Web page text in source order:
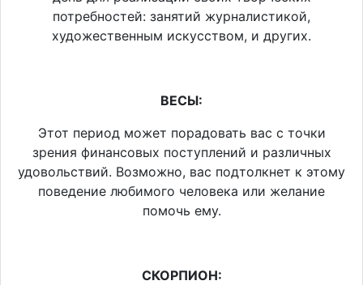
потребностей: занятий журналистикой,
художественным искусством, и других.
ВЕСЫ:
Этот период может порадовать вас с точки
зрения финансовых поступлений и различных
удовольствий. Возможно, вас подтолкнет к этому
поведение любимого человека или желание
помочь ему.
СКОРПИОН: